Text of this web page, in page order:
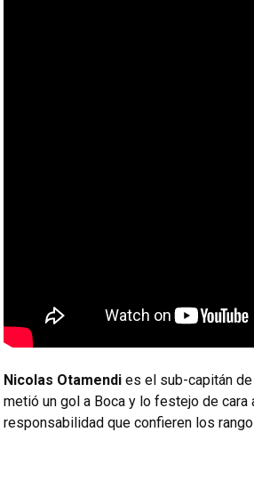
Nicolas Otamendi es el sub-capitán
metió un gol a Boca y lo festejo de cara
responsabilidad que confieren los